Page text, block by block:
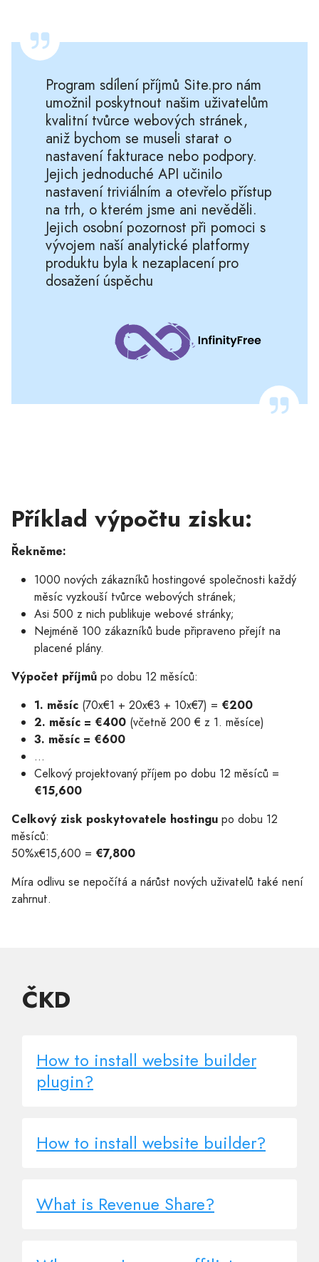
Program sdílení příjmů Site.pro nám
umožnil poskytnout našim uživatelům
kvalitní tvůrce webových stránek,
aniž bychom se museli starat o
nastavení fakturace nebo podpory.
Jejich jednoduché API učinilo
nastavení triviálním a otevřelo přístup
na trh, o kterém jsme ani nevěděli.
Jejich osobní pozornost při pomoci s
vývojem naší analytické platformy
produktu byla k nezaplacení pro
dosažení úspěchu
Příklad výpočtu zisku:
Řekněme:
1000 nových zákazníků hostingové společnosti každý
měsíc vyzkouší tvůrce webových stránek;
Asi 500 z nich publikuje webové stránky;
Nejméně 100 zákazníků bude připraveno přejít na
placené plány.
Výpočet příjmů po dobu 12 měsíců:
1. měsíc (70x€1 + 20x€3 + 10x€7) = €200
2. měsíc = €400 (včetně 200 € z 1. měsíce)
3. měsíc = €600
...
Celkový projektovaný příjem po dobu 12 měsíců =
€15,600
Celkový zisk poskytovatele hostingu po dobu 12
měsíců:
50%x€15,600 = €7,800
Míra odlivu se nepočítá a nárůst nových uživatelů také není
zahrnut.
ČKD
How to install website builder
plugin?
How to install website builder?
What is Revenue Share?